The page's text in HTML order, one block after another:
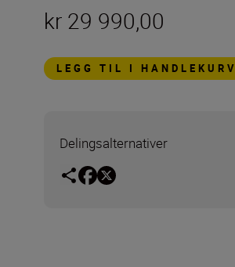
kr 29 990,00
LEGG TIL I HANDLEKURV
Delingsalternativer